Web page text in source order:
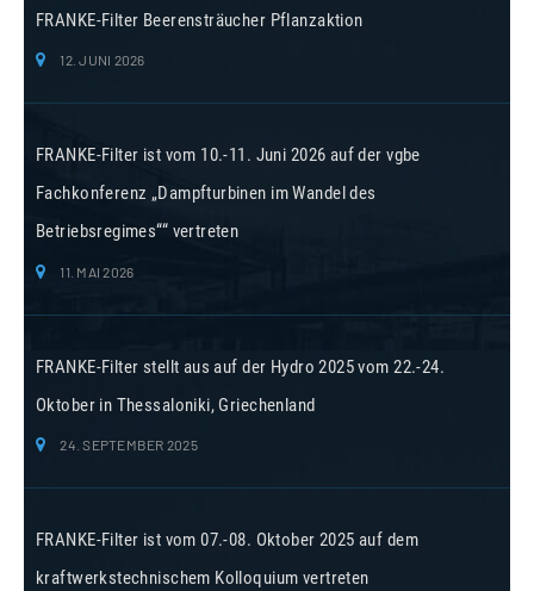
FRANKE-Filter Beerensträucher Pflanzaktion
12. JUNI 2026
FRANKE-Filter ist vom 10.-11. Juni 2026 auf der vgbe
Fachkonferenz „Dampfturbinen im Wandel des
Betriebsregimes““ vertreten
11. MAI 2026
FRANKE-Filter stellt aus auf der Hydro 2025 vom 22.-24.
Oktober in Thessaloniki, Griechenland
24. SEPTEMBER 2025
FRANKE-Filter ist vom 07.-08. Oktober 2025 auf dem
kraftwerkstechnischem Kolloquium vertreten